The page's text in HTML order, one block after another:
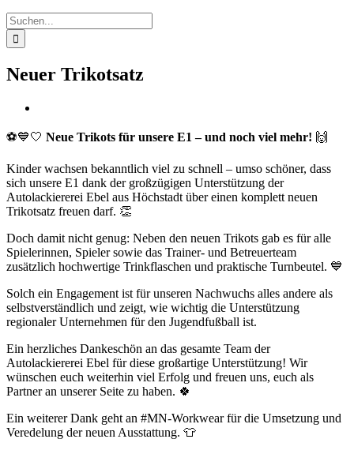
Suche
nach:
Neuer Trikotsatz
Bild
⚽💙🤍 Neue Trikots für unsere E1 – und noch viel mehr! 🙌
Kinder wachsen bekanntlich viel zu schnell – umso schöner, dass
sich unsere E1 dank der großzügigen Unterstützung der
Autolackiererei Ebel aus Höchstadt über einen komplett neuen
Trikotsatz freuen darf. 👏
Doch damit nicht genug: Neben den neuen Trikots gab es für alle
Spielerinnen, Spieler sowie das Trainer- und Betreuerteam
zusätzlich hochwertige Trinkflaschen und praktische Turnbeutel. 💙
Solch ein Engagement ist für unseren Nachwuchs alles andere als
selbstverständlich und zeigt, wie wichtig die Unterstützung
regionaler Unternehmen für den Jugendfußball ist.
Ein herzliches Dankeschön an das gesamte Team der
Autolackiererei Ebel für diese großartige Unterstützung! Wir
wünschen euch weiterhin viel Erfolg und freuen uns, euch als
Partner an unserer Seite zu haben. 🍀
Ein weiterer Dank geht an #MN-Workwear für die Umsetzung und
Veredelung der neuen Ausstattung. 👕